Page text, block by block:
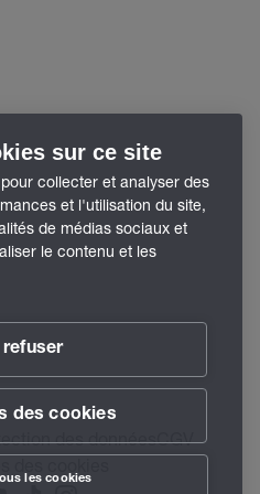
des donnéesCGV
sur ce site
collecter et analyser des
et l'utilisation du site,
de médias sociaux et
le contenu et les
refuser
des cookies
les cookies